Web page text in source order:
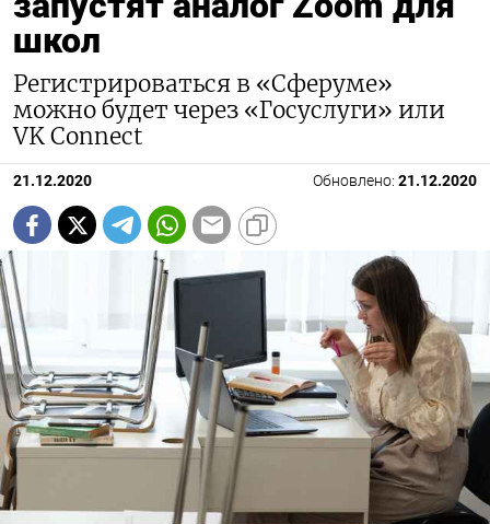
школ
Регистрироваться в «Сферуме»
можно будет через «Госуслуги» или
VK Connect
21.12.2020 Обновлено: 21.12.2020